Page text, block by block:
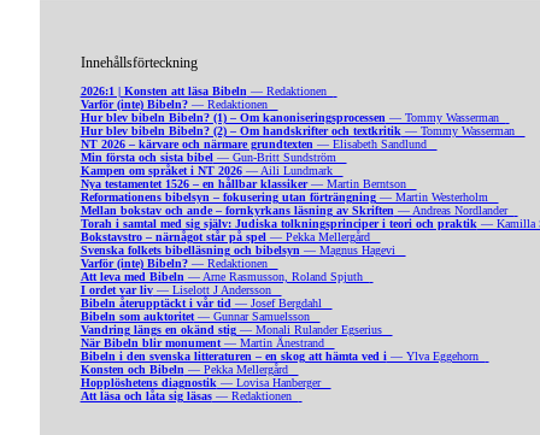
Innehållsförteckning
2026:1 | Konsten att läsa Bibeln— Redaktionen
Varför (inte) Bibeln?— Redaktionen
Hur blev bibeln Bibeln? (1) – Om kanoniseringsprocessen— Tommy Wasserman
Hur blev bibeln Bibeln? (2) – Om handskrifter och textkritik— Tommy Wasserman
NT 2026 – kärvare och närmare grundtexten— Elisabeth Sandlund
Min första och sista bibel— Gun-Britt Sundström
Kampen om språket i NT 2026— Aili Lundmark
Nya testamentet 1526 – en hållbar klassiker— Martin Berntson
Reformationens bibelsyn – fokusering utan förträngning— Martin Westerholm
Mellan bokstav och ande – fornkyrkans läsning av Skriften— Andreas Nordlander
Torah i samtal med sig själv: Judiska tolkningsprinciper i teori och praktik— Kamilla
Bokstavstro – närnågot står på spel— Pekka Mellergård
Svenska folkets bibelläsning och bibelsyn— Magnus Hagevi
Varför (inte) Bibeln?— Redaktionen
Att leva med Bibeln— Arne Rasmusson, Roland Spjuth
I ordet var liv— Liselott J Andersson
Bibeln återupptäckt i vår tid— Josef Bergdahl
Bibeln som auktoritet— Gunnar Samuelsson
Vandring längs en okänd stig— Monali Rulander Egserius
När Bibeln blir monument— Martin Ånestrand
Bibeln i den svenska litteraturen – en skog att hämta ved i— Ylva Eggehorn
Konsten och Bibeln— Pekka Mellergård
Hopplöshetens diagnostik— Lovisa Hanberger
Att läsa och låta sig läsas— Redaktionen